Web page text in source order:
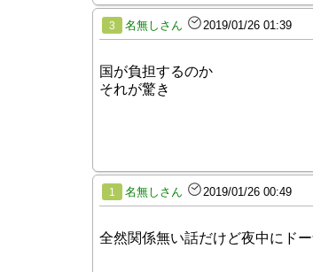
3 名無しさん 2019/01/26 01:39
国が負担するのか
それが驚き
1 名無しさん 2019/01/26 00:49
全然関係無い話だけど夜中にド